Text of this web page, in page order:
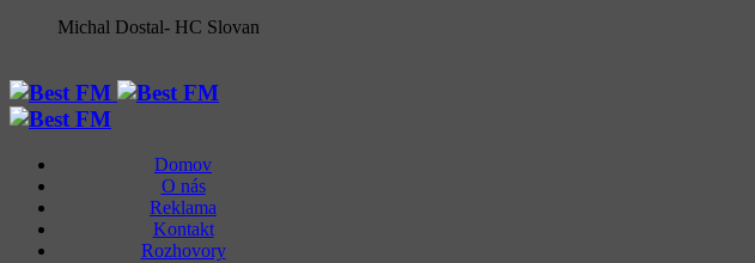
Michal Dostal- HC Slovan
Domov
O nás
Reklama
Kontakt
Rozhovory